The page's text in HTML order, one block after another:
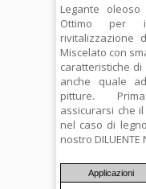
Legante
Ottimo per
rivitalizzazione
Miscelato con
caratteristiche
anche quale
pitture. Prima
assicurarsi che
nel caso di
nostro DILUENTE
Applicazioni